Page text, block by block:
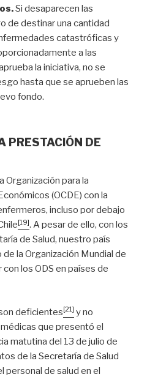
Si desaparecen las
de destinar una cantidad
catastróficas y
a las
la iniciativa, no se
hasta que se aprueben las
fondo.
PRESTACIÓN DE
Organización para la
(OCDE) con la
incluso por debajo
[19]. A pesar de ello, con los
de Salud, nuestro país
la Organización Mundial de
con los ODS en países de
deficientes[21] y no
que presentó el
matutina del 13 de julio de
de la Secretaría de Salud
personal de salud en el